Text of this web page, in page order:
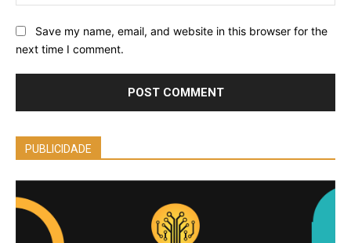
Save my name, email, and website in this browser for the
next time I comment.
PUBLICIDADE